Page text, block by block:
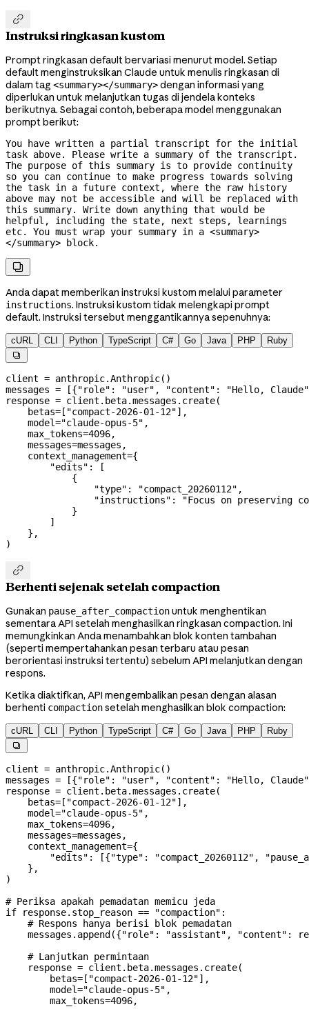

Instruksi ringkasan kustom
Prompt ringkasan default bervariasi menurut model. Setiap
default menginstruksikan Claude untuk menulis ringkasan di
dalam tag <summary></summary>dengan informasi yang
diperlukan untuk melanjutkan tugas di jendela konteks
berikutnya. Sebagai contoh, beberapa model menggunakan
prompt berikut:
You have written a partial transcript for the initial
task above. Please write a summary of the transcript.
The purpose of this summary is to provide continuity
so you can continue to make progress towards solving
the task in a future context, where the raw history
above may not be accessible and will be replaced with
this summary. Write down anything that would be
helpful, including the state, next steps, learnings
etc. You must wrap your summary in a <summary>
</summary> block.

Anda dapat memberikan instruksi kustom melalui parameter
instructions. Instruksi kustom tidak melengkapi prompt
default. Instruksi tersebut menggantikannya sepenuhnya:
cURL CLI Python TypeScript C# Go Java PHP Ruby

client = anthropic.Anthropic()
messages = [{"role" : "user" , "content" :
"Hello, Claude"
response = client.beta.messages.create(
    betas
= [ "compact-2026-01-12"],
    model
="claude-opus-5" ,
    max_tokens
=4096,
    messages
=messages,
    context_management
={
        "edits"
: [
            {
                "type"
: "compact_20260112" ,
                "instructions"
:
"Focus on preserving
            }
        ]
    },
)

Berhenti sejenak setelah compaction
Gunakan pause_after_compactionuntuk menghentikan
sementara API setelah menghasilkan ringkasan compaction. Ini
memungkinkan Anda menambahkan blok konten tambahan
(seperti mempertahankan pesan terbaru atau pesan
berorientasi instruksi tertentu) sebelum API melanjutkan dengan
respons.
Ketika diaktifkan, API mengembalikan pesan dengan alasan
berhenti compactionsetelah menghasilkan blok compaction:
cURL CLI Python TypeScript C# Go Java PHP Ruby

client = anthropic.Anthropic()
messages = [{"role" : "user" , "content" :
"Hello, Claude"
response = client.beta.messages.create(
    betas
= [ "compact-2026-01-12"],
    model
="claude-opus-5" ,
    max_tokens
=4096,
    messages
=messages,
    context_management
={
        "edits"
: [{"type" : "compact_20260112" ,
    },
)
# Periksa apakah pemadatan memicu jeda
if response.stop_reason == "compaction" :
    # Respons hanya berisi blok pemadatan
    messages.append({
"role" : "assistant" , "content" :
    # Lanjutkan permintaan
    response
= client.beta.messages.create(
        betas
= [ "compact-2026-01-12"],
        model
="claude-opus-5" ,
        max_tokens
=4096,